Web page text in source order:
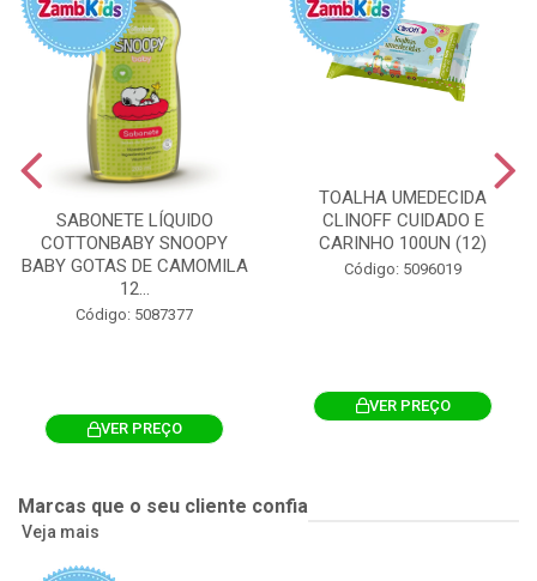
SABONETE LÍQUIDO
COTTONBABY SNOOPY
BABY GOTAS DE CAMOMILA
12...
Código: 5087377
VER PREÇO
TOALHA UMEDECIDA
CLINOFF CUIDADO E
CARINHO 100UN (12)
Código: 5096019
VER PREÇO
Marcas que o seu cliente confia
Veja mais